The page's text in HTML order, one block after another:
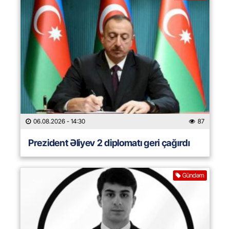
06.08.2026 - 14:30 87
Prezident Əliyev 2 diplomatı geri çağırdı
Gündəm